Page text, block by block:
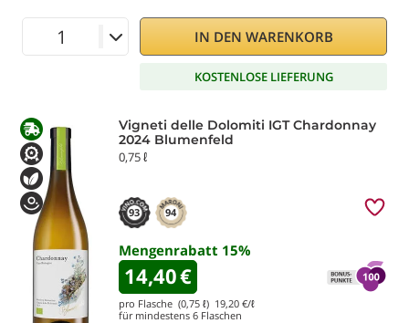
IN DEN WARENKORB
KOSTENLOSE LIEFERUNG
Vigneti delle Dolomiti IGT Chardonnay
2024 Blumenfeld
0,75 ℓ
93 94
Mengenrabatt 15%
14,40€
pro Flasche (0,75 ℓ) 19,20 €/ℓ
für mindestens 6 Flaschen